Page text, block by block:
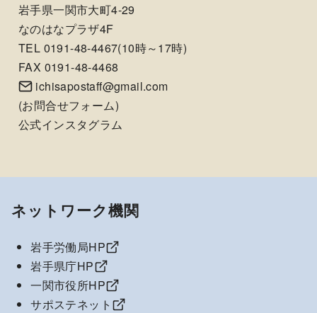
岩手県一関市大町4-29
なのはなプラザ4F
TEL 0191-48-4467(10時～17時)
FAX 0191-48-4468
ichisapostaff@gmail.com
(お問合せフォーム)
公式インスタグラム
ネットワーク機関
岩手労働局HP
岩手県庁HP
一関市役所HP
サポステネット